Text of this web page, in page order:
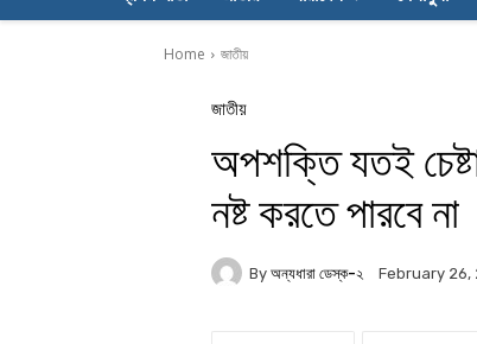
Home জাতীয়
জাতীয়
অপশক্তি যতই
নষ্ট করতে পারবে না
By অন্যধারা ডেস্ক-২ February 26,